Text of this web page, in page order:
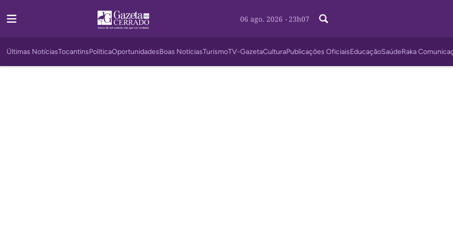
06 ago. 2026 - 23h07
Últimas NotíciasTocantinsPolíticaOportunidadesBoas NotíciasTurismoTV-GazetaCulturaPublicações OficiaisEducaçãoSaúdeRaka